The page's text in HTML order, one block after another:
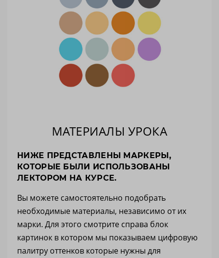
МАТЕРИАЛЫ УРОКА
НИЖЕ ПРЕДСТАВЛЕНЫ МАРКЕРЫ,
КОТОРЫЕ БЫЛИ ИСПОЛЬЗОВАНЫ
ЛЕКТОРОМ НА КУРСЕ.
Вы можете самостоятельно подобрать
необходимые материалы, независимо от их
марки. Для этого смотрите справа блок
картинок в котором мы показываем цифровую
палитру оттенков которые нужны для